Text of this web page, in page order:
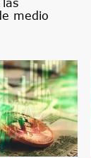
medio